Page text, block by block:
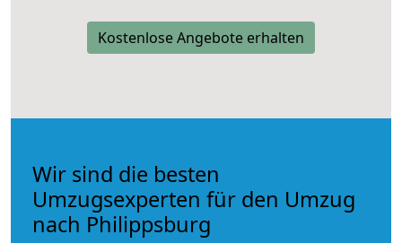
Kostenlose Angebote erhalten
Wir sind die besten
Umzugsexperten für den Umzug
nach Philippsburg